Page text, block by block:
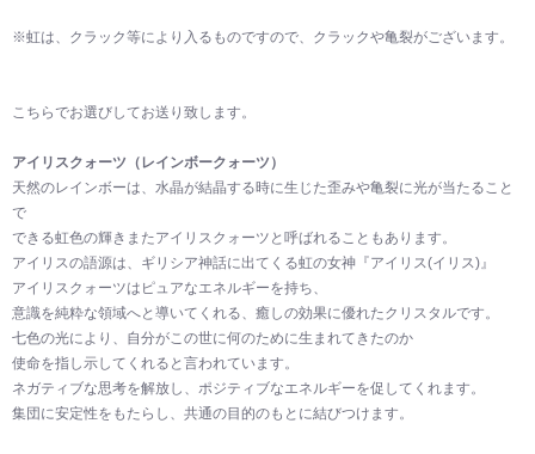
※虹は、クラック等により入るものですので、クラックや亀裂がございます。
こちらでお選びしてお送り致します。
アイリスクォーツ（レインボークォーツ）
天然のレインボーは、水晶が結晶する時に生じた歪みや亀裂に光が当たること
で
できる虹色の輝きまたアイリスクォーツと呼ばれることもあります。
アイリスの語源は、ギリシア神話に出てくる虹の女神『アイリス(イリス)』
アイリスクォーツはピュアなエネルギーを持ち、
意識を純粋な領域へと導いてくれる、癒しの効果に優れたクリスタルです。
七色の光により、自分がこの世に何のために生まれてきたのか
使命を指し示してくれると言われています。
ネガティブな思考を解放し、ポジティブなエネルギーを促してくれます。
集団に安定性をもたらし、共通の目的のもとに結びつけます。